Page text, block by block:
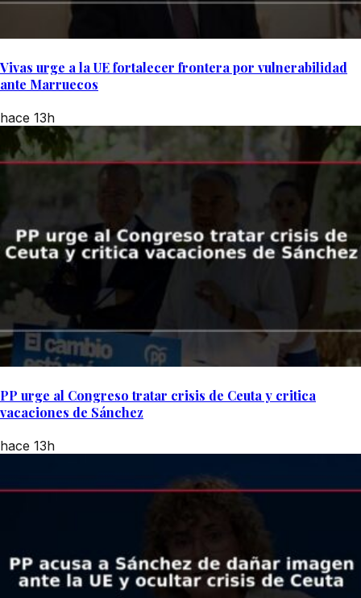
Vivas urge a la UE fortalecer frontera por vulnerabilidad
ante Marruecos
hace 13h
PP urge al Congreso tratar crisis de Ceuta y critica
vacaciones de Sánchez
hace 13h